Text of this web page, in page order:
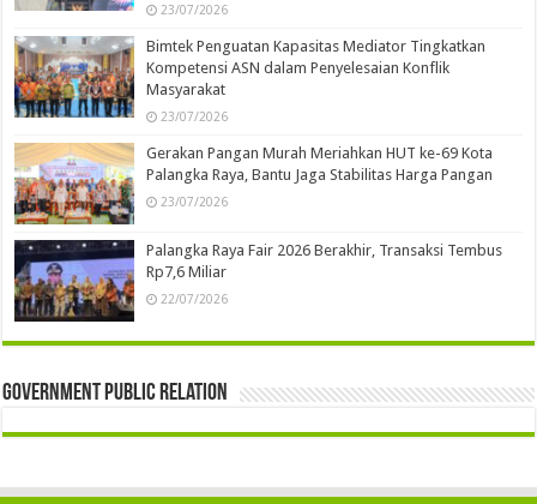
23/07/2026
Bimtek Penguatan Kapasitas Mediator Tingkatkan
Kompetensi ASN dalam Penyelesaian Konflik
Masyarakat
23/07/2026
Gerakan Pangan Murah Meriahkan HUT ke-69 Kota
Palangka Raya, Bantu Jaga Stabilitas Harga Pangan
23/07/2026
Palangka Raya Fair 2026 Berakhir, Transaksi Tembus
Rp7,6 Miliar
22/07/2026
Government Public Relation